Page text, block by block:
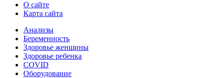
О сайте
Карта сайта
Анализы
Беременность
Здоровье женщины
Здоровье ребенка
COVID
Оборудование